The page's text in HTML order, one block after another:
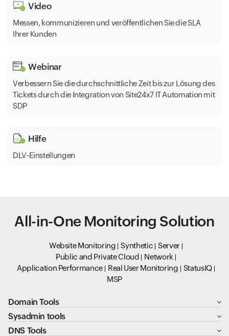
Video
Messen, kommunizieren und veröffentlichen Sie die SLA
Ihrer Kunden
Webinar
Verbessern Sie die durchschnittliche Zeit bis zur Lösung des
Tickets durch die Integration von Site24x7 IT Automation mit
SDP
Hilfe
DLV-Einstellungen
All-in-One Monitoring Solution
Website Monitoring Synthetic
Server
Public and Private Cloud
Network
Application Performance
Real User Monitoring
StatusIQ
MSP
Domain Tools
Sysadmin tools
DNS Tools